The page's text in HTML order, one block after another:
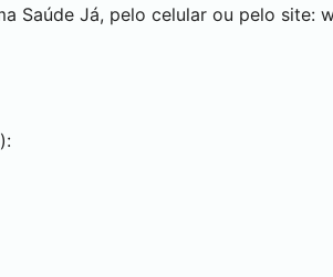
Saúde Já, pelo celular ou pelo site: